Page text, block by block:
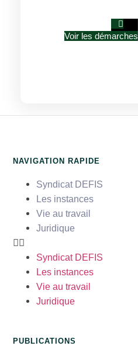
Voir les démarches
NAVIGATION RAPIDE
Syndicat DEFIS
Les instances
Vie au travail
Juridique
Syndicat DEFIS
Les instances
Vie au travail
Juridique
PUBLICATIONS